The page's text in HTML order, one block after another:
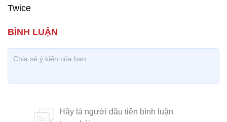
Twice